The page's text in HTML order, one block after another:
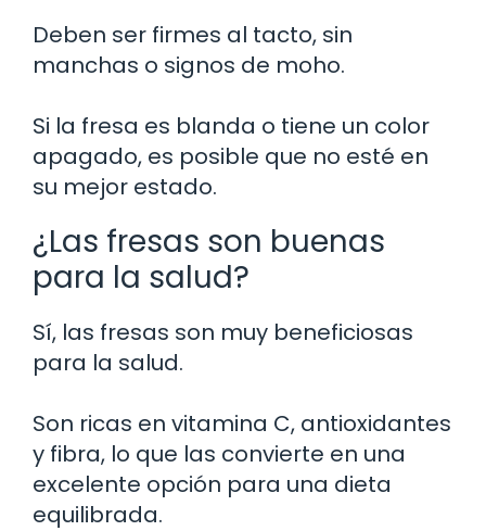
Deben ser firmes al tacto, sin
manchas o signos de moho.
Si la fresa es blanda o tiene un color
apagado, es posible que no esté en
su mejor estado.
¿Las fresas son buenas
para la salud?
Sí, las fresas son muy beneficiosas
para la salud.
Son ricas en vitamina C, antioxidantes
y fibra, lo que las convierte en una
excelente opción para una dieta
equilibrada.